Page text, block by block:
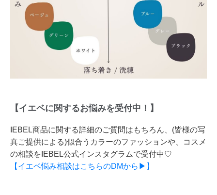
【イエベに関するお悩みを受付中！】
IEBEL商品に関する詳細のご質問はもちろん、(皆様の写
真ご提供による)似合うカラーのファッションや、コスメ
の相談をIEBEL公式インスタグラムで受付中♡
【イエベ悩み相談はこちらのDMから▶】